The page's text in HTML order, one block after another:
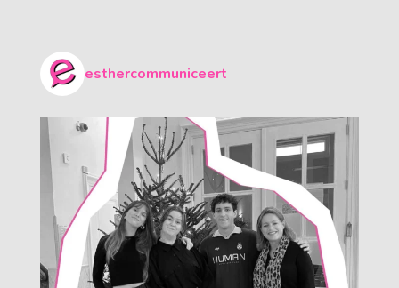
esthercommuniceert